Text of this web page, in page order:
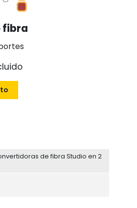
fibra
de fibra Studio en 2